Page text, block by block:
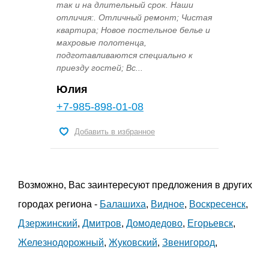
так и на длительный срок. Наши
отличия:. Отличный ремонт; Чистая
квартира; Новое постельное белье и
махровые полотенца,
подготавливаются специально к
приезду гостей; Вс...
Юлия
+7-985-898-01-08
Добавить в избранное
Возможно, Вас заинтересуют предложения в других
городах региона - Балашиха, Видное, Воскресенск,
Дзержинский, Дмитров, Домодедово, Егорьевск,
Железнодорожный, Жуковский, Звенигород,